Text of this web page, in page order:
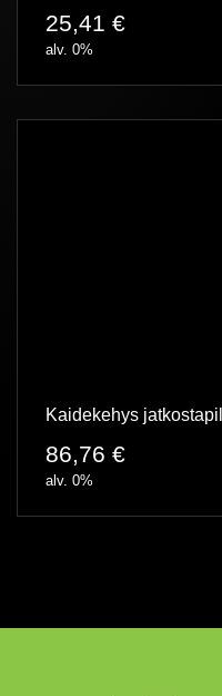
25,41 €
alv. 0%
Kaidekehys
86,76 €
alv. 0%